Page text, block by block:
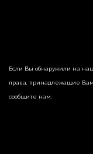
Если Вы обнаружили на
права, принадлежащие
сообщите нам.